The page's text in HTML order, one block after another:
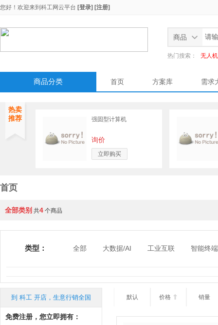
您好！欢迎来到 科工网云平台 [登录] [注册]
商品
热门搜索： 无人机
商品分类 首页 方案库 需求
热卖
推荐
强固型计算机
询价
立即购买
首页
全部类别 共4 个商品
类型： 全部 大数据/AI 工业互联 智能终端
到 科工 开店，生意行销全国
免费注册，您立即拥有：
默认 价格  销量